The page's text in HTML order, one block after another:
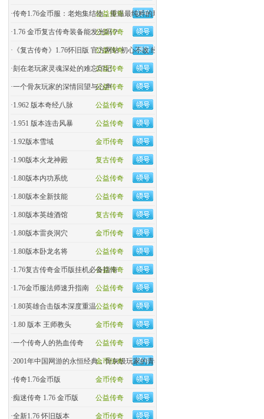
公益传奇
·传奇1.76金币服：老炮集结地，重温最纯粹的玛法热血！
公益传奇
·1.76 金币复古传奇装备能发光吗？
公益传奇
· 《复古传奇》1.76怀旧版 官方网站 初心不改 经典回归
公益传奇
·刻在老玩家灵魂深处的难忘印记
公益传奇
·一个骨灰玩家的深情回望与心声
公益传奇
·1.962 版本奇经八脉
公益传奇
·1.951 版本连击风暴
金币传奇
·1.92版本雪域
复古传奇
·1.90版本火龙神殿
公益传奇
·1.80版本内功系统
公益传奇
·1.80版本全新技能
复古传奇
·1.80版本英雄酒馆
金币传奇
·1.80版本雷炎洞穴
公益传奇
·1.80版本卧龙名将
公益传奇
·1.76复古传奇金币版挂机必备指南
公益传奇
·1.76金币服法师速升指南
公益传奇
·1.80英雄合击版本深度重温
金币传奇
·1.80 版本 王师教头
公益传奇
·一个传奇人的热血传奇
金币传奇
·2001年中国网游的永恒经典，骨灰级玩家的青春回忆杀！
金币传奇
·传奇1.76金币版
公益传奇
·痴迷传奇 1.76 金币版
金币传奇
·全新1.76 怀旧版本